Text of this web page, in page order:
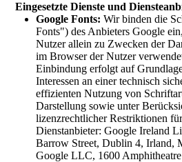
Eingesetzte Dienste und
Google Fonts: Wir binden die
Fonts") des Anbieters Google
Nutzer allein zu Zwecken der
im Browser der Nutzer
Einbindung erfolgt auf
Interessen an einer technisch
effizienten Nutzung von
Darstellung sowie unter
lizenzrechtlicher Restriktionen
Dienstanbieter: Google Ireland
Barrow Street, Dublin 4, Irland,
Google LLC, 1600